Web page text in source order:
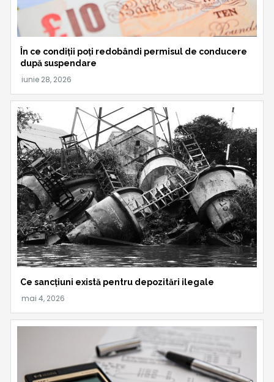
În ce condiții poți redobândi permisul de conducere
după suspendare
Ce sancțiuni există pentru depozitări ilegale